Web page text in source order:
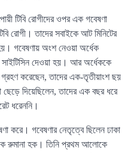
টিবি রোগীদের ওপর এক গবেষণা
রোগী। তাদের সবাইকে আট মিনিটের
গবেষণায় অংশ নেওয়া অর্ধেক
সাইটিসিন দেওয়া হয়। আর অর্ধেককে
গ্রহণ করেছেন, তাদের এক-তৃতীয়াংশ ছয়
ছেড়ে দিয়েছিলেন, তাদের এক বছর ধরে
ধরেননি।
করে। গবেষণার নেতৃত্বে ছিলেন ঢাকা
রুমানা হক। তিনি প্রথম আলোকে